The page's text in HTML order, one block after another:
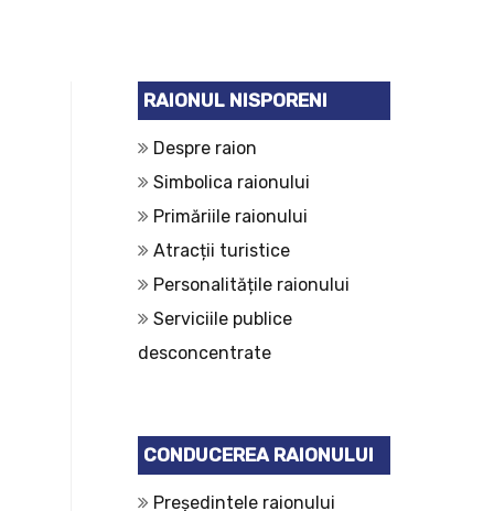
RAIONUL NISPORENI
Despre raion
Simbolica raionului
Primăriile raionului
Atracții turistice
Personalitățile raionului
Serviciile publice
desconcentrate
CONDUCEREA RAIONULUI
Președintele raionului